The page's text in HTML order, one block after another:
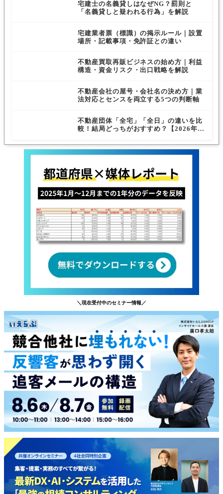
宅建士の名義貸しはなぜNG？罰則と
「名義貸しと疑われる行為」を解説
宅建業者票（標識）の掲示ルール｜設置
場所・記載事項・免許証との違い
不動産買取再販ビジネスの始め方｜利益
構造・資金リスク・出口戦略を解説
不動産会社の屋号・会社名の決め方｜業
法対応とセンスを両立する5つの判断軸
不動産団体「全宅」「全日」の違いを比
較！結局どっちがおすすめ？【2026年最
＼現在受付中のセミナー情報／